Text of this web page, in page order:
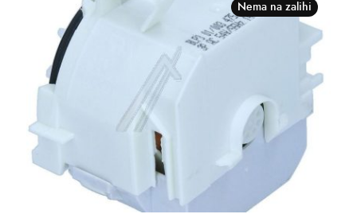
Nema na zalihi